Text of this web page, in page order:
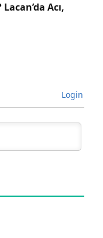
Acı,
Login